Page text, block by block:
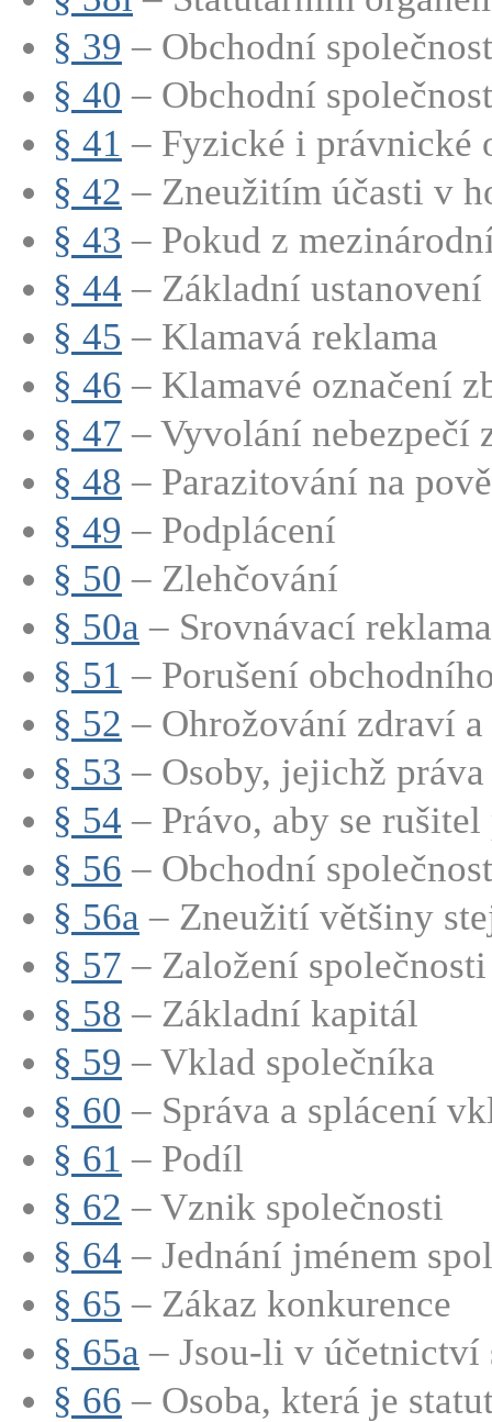
§ 39 – Obchodní
§ 40 – Obchodní
§ 41 – Fyzické i právnické
§ 42 – Zneužitím účasti v
§ 43 – Pokud z
§ 44 – Základní ustanovení
§ 45 – Klamavá reklama
§ 46 – Klamavé označení
§ 47 – Vyvolání nebezpečí
§ 48 – Parazitování na
§ 49 – Podplácení
§ 50 – Zlehčování
§ 50a – Srovnávací reklama
§ 51 – Porušení
§ 52 – Ohrožování zdraví
§ 53 – Osoby, jejichž
§ 54 – Právo, aby se
§ 56 – Obchodní
§ 56a – Zneužití většiny
§ 57 – Založení společnosti
§ 58 – Základní kapitál
§ 59 – Vklad společníka
§ 60 – Správa a splácení
§ 61 – Podíl
§ 62 – Vznik společnosti
§ 64 – Jednání jménem
§ 65 – Zákaz konkurence
§ 65a – Jsou-li v účetnictví
§ 66 – Osoba, která je